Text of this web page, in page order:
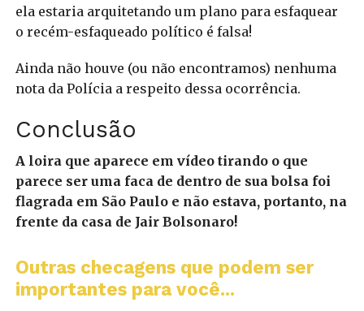
ela estaria arquitetando um plano para esfaquear
o recém-esfaqueado político é falsa!
Ainda não houve (ou não encontramos) nenhuma
nota da Polícia a respeito dessa ocorrência.
Conclusão
A loira que aparece em vídeo tirando o que
parece ser uma faca de dentro de sua bolsa foi
flagrada em São Paulo e não estava, portanto, na
frente da casa de Jair Bolsonaro!
Outras checagens que podem ser
importantes para você...